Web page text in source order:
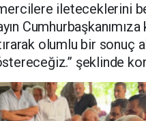
ileteceklerini
olumlu bir sonuç
şeklinde